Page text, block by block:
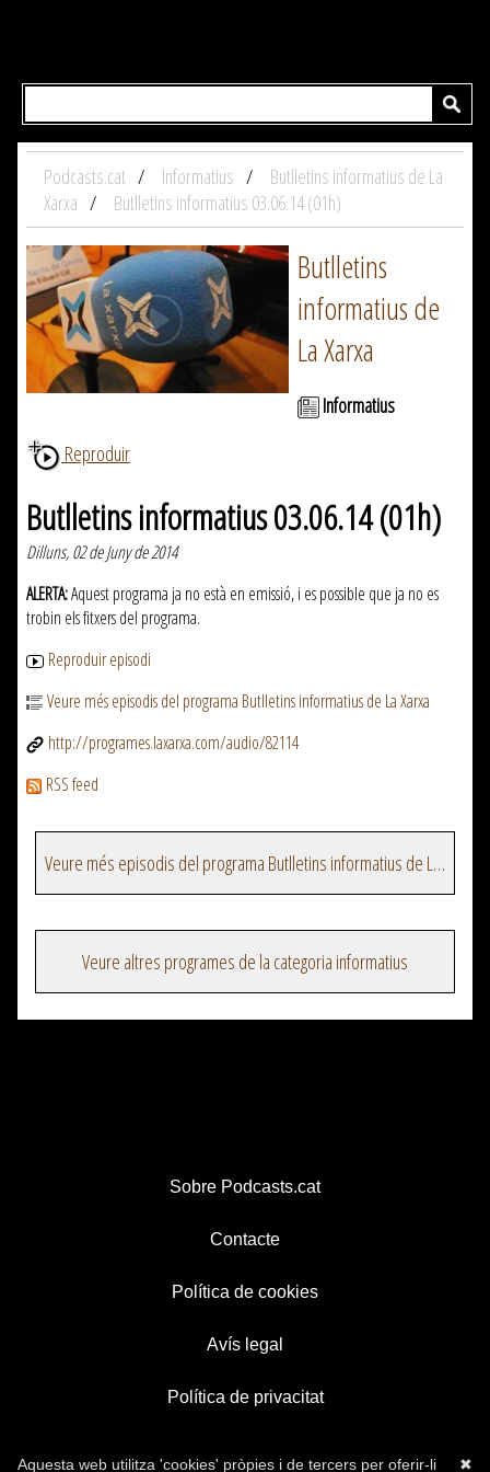
Podcasts.cat Informatius
Butlletins informatius de La
Xarxa
Butlletins informatius 03.06.14 (01h)
Butlletins
informatius de
La Xarxa
Informatius
Reproduir
Butlletins informatius 03.06.14 (01h)
Dilluns, 02 de Juny de 2014
ALERTA:Aquest programa ja no està en emissió, i es possible que ja no es
trobin els fitxers del programa.
Reproduir episodi
Veure més episodis del programa Butlletins informatius de La Xarxa
http://programes.laxarxa.com/audio/82114
RSS feed
Veure més episodis del programa Butlletins informatius de La Xarxa
Veure altres programes de la categoria informatius
Sobre Podcasts.cat
Contacte
Política de cookies
Avís legal
Política de privacitat
✖
Aquesta web utilitza 'cookies' pròpies i de tercers per oferir-li